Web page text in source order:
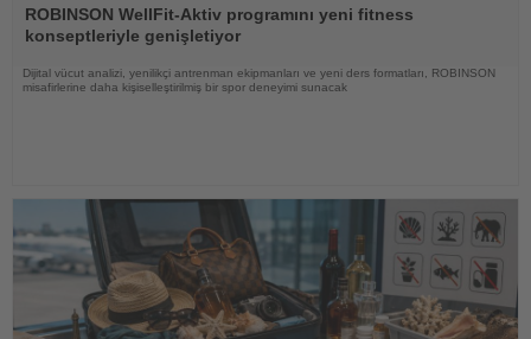
Oku
ROBINSON WellFit-Aktiv programını yeni fitness
konseptleriyle genişletiyor
Dijital vücut analizi, yenilikçi antrenman ekipmanları ve yeni ders formatları, ROBINSON
misafirlerine daha kişiselleştirilmiş bir spor deneyimi sunacak